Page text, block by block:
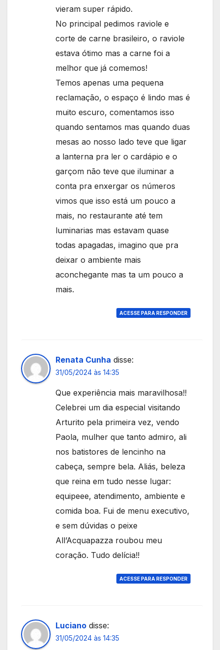
vieram super rápido.
No principal pedimos raviole e
corte de carne brasileiro, o raviole
estava ótimo mas a carne foi a
melhor que já comemos!
Temos apenas uma pequena
reclamação, o espaço é lindo mas é
muito escuro, comentamos isso
quando sentamos mas quando duas
mesas ao nosso lado teve que ligar
a lanterna pra ler o cardápio e o
garçom não teve que iluminar a
conta pra enxergar os números
vimos que isso está um pouco a
mais, no restaurante até tem
luminarias mas estavam quase
todas apagadas, imagino que pra
deixar o ambiente mais
aconchegante mas ta um pouco a
mais.
ACESSE PARA RESPONDER
Renata Cunha disse:
31/05/2024 às 14:35
Que experiência mais maravilhosa!!
Celebrei um dia especial visitando
Arturito pela primeira vez, vendo
Paola, mulher que tanto admiro, ali
nos batistores de lencinho na
cabeça, sempre bela. Aliás, beleza
que reina em tudo nesse lugar:
equipeee, atendimento, ambiente e
comida boa. Fui de menu executivo,
e sem dúvidas o peixe
All’Acquapazza roubou meu
coração. Tudo delícia!!
ACESSE PARA RESPONDER
Luciano disse:
31/05/2024 às 14:35